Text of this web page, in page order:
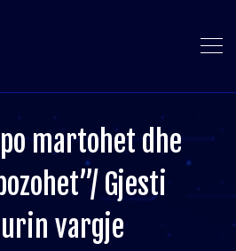
martohet dhe
Gjesti
vargje